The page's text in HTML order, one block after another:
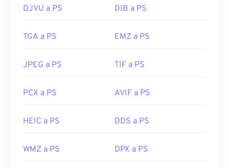
DJVU a PS DIB a PS
TGA a PS EMZ a PS
JPEG a PS TIF a PS
PCX a PS AVIF a PS
HEIC a PS DDS a PS
WMZ a PS DPX a PS